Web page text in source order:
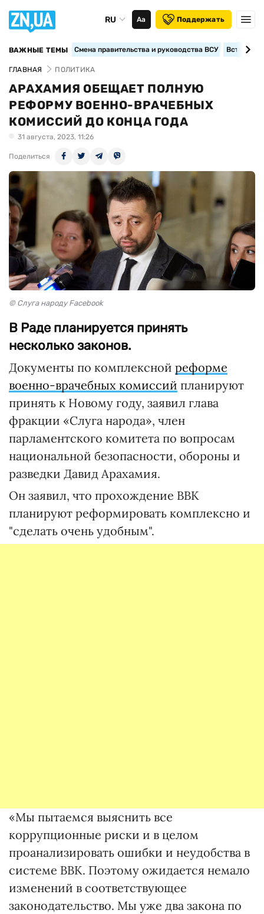
RU Аа Поддержать
ВАЖНЫЕ ТЕМЫ Смена правительства и руководства ВСУ
ГЛАВНАЯ ПОЛИТИКА
АРАХАМИЯ ОБЕЩАЕТ ПОЛНУЮ
РЕФОРМУ ВОЕННО-ВРАЧЕБНЫХ
КОМИССИЙ ДО КОНЦА ГОДА
31 августа, 2023, 11:26
Поделиться
© Слуга народу Facebook
В Раде планируется принять
несколько законов.
Документы по комплексной реформе
военно-врачебных комиссий планируют
принять к Новому году, заявил глава
фракции «Слуга народа», член
парламентского комитета по вопросам
национальной безопасности, обороны и
разведки Давид Арахамия.
Он заявил, что прохождение ВВК
планируют реформировать комплексно и
"сделать очень удобным".
«Мы пытаемся выяснить все
коррупционные риски и в целом
проанализировать ошибки и неудобства в
системе ВВК. Поэтому ожидается немало
изменений в соответствующее
законодательство. Мы уже два закона по